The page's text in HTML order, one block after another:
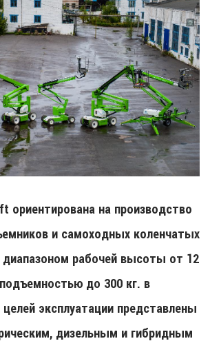
ориентирована на производство
и самоходных коленчатых
рабочей высоты от 12
до 300 кг. в
эксплуатации представлены
дизельным и гибридным